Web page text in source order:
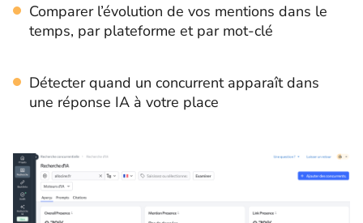
Comparer l’évolution de vos mentions dans le
temps, par plateforme et par mot-clé
Détecter quand un concurrent apparaît dans
une réponse IA à votre place